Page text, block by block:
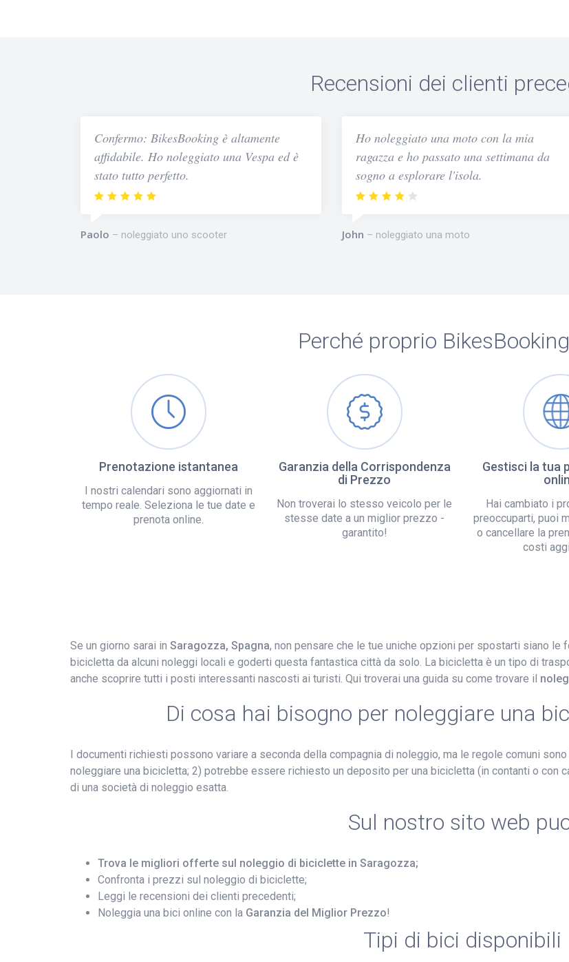
Recensioni dei clienti
Confermo: BikesBooking è altamente
affidabile. Ho noleggiato una Vespa ed è
stato tutto perfetto.
Paolo noleggiato uno scooter
Ho noleggiato una moto con la mia
ragazza e ho passato una settimana da
sogno a esplorare l'isola.
John noleggiato una moto
Perché proprio
Prenotazione istantanea
I nostri calendari sono aggiornati in
tempo reale. Seleziona le tue date e
prenota online.
Garanzia della Corrispondenza
di Prezzo
Non troverai lo stesso veicolo per le
stesse date a un miglior prezzo -
garantito!
Gestisci la tua
Hai cambiato i
preoccuparti, puoi
o cancellare la
costi
Se un giorno sarai in Saragozza, Spagna, non pensare che le tue uniche opzioni per spostarti siano
bicicletta da alcuni noleggi locali e goderti questa fantastica città da solo. La bicicletta è un tipo di
anche scoprire tutti i posti interessanti nascosti ai turisti. Qui troverai una guida su come trovare il
Di cosa hai bisogno per noleggiare una
I documenti richiesti possono variare a seconda della compagnia di noleggio, ma le regole comuni
noleggiare una bicicletta; 2) potrebbe essere richiesto un deposito per una bicicletta (in contanti o con
di una società di noleggio esatta.
Sul nostro sito web
Trova le migliori offerte sul noleggio di biciclette in Saragozza;
Confronta i prezzi sul noleggio di biciclette;
Leggi le recensioni dei clienti precedenti;
Noleggia una bici online con la Garanzia del Miglior Prezzo!
Tipi di bici disponibili